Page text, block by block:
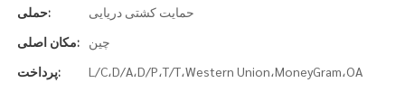
حملی:
حمایت کشتی دریایی
مکان اصلی:
چین
پرداخت:
L/C،D/A،D/P،T/T،Western Union،MoneyGram،OA